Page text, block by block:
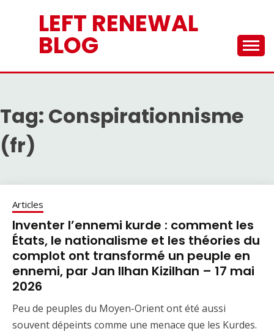
LEFT RENEWAL
BLOG
Tag: Conspirationnisme
(fr)
Articles
Inventer l’ennemi kurde : comment les
États, le nationalisme et les théories du
complot ont transformé un peuple en
ennemi, par Jan Ilhan Kizilhan – 17 mai
2026
Peu de peuples du Moyen-Orient ont été aussi
souvent dépeints comme une menace que les Kurdes.